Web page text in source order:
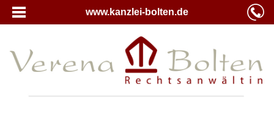
www.kanzlei-bolten.de